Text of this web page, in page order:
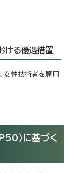
ける優遇措置
女性技術者を雇用
）に基づく